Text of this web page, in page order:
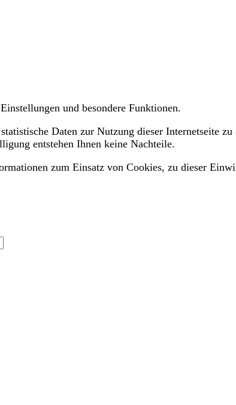
und besondere Funktionen.
Daten zur Nutzung dieser Internetseite
entstehen Ihnen keine Nachteile.
zum Einsatz von Cookies, zu dieser